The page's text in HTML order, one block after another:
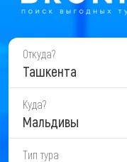
Откуда?
Ташкента
Куда?
Мальдивы
Тип тура